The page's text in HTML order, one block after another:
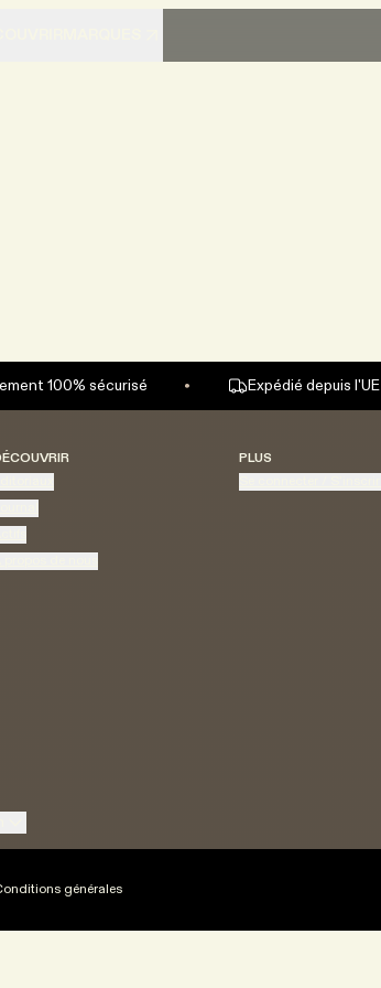
100% sécurisé Expédié depuis l'UE
PLUS
générales